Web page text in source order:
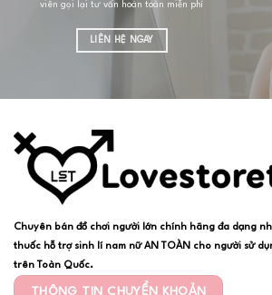
viên gọi lại tư vấn hoàn toàn miễn phí
LIÊN HỆ NGAY
Chuyên bán đồ chơi người lớn chính hãng đa dạng
thuốc hỗ trợ sinh lí nam nữ AN TOÀN cho người sử
trên Toàn Quốc.
THÔNG TIN CHUYỂN KHOẢN